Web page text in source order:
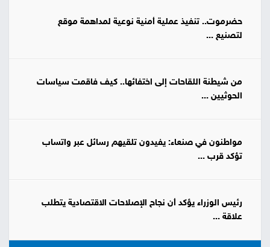
حضرموت.. تنفيذ عملية أمنية نوعية لمداهمة موقع
لتصنيع ...
من شيطنة اللقاحات إلى اختفائها.. كيف فاقمت سياسات
الحوثيين ...
مواطنون في صنعاء: يفيدون تلقيهم رسائل عبر واتساب
تؤكد قرب ...
رئيس الوزراء يؤكد أن نجاح الإصلاحات الاقتصادية يتطلب
علاقة ...